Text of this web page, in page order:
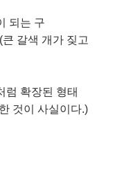
되는 구
갈색 개가 짖고
럼 확장된 형태
것이 사실이다.)